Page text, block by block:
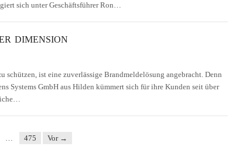
sich unter Geschäftsführer Ron…
DIMENSION
schützen, ist eine zuverlässige Brandmeldelösung angebracht. Denn
Systems GmbH aus Hilden kümmert sich für ihre Kunden seit über
475 Vor →